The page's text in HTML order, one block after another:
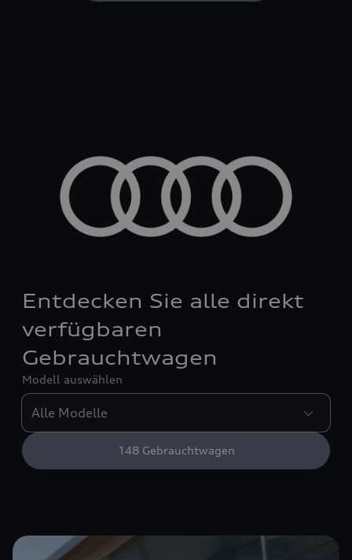
Entdecken Sie alle direkt
verfügbaren
Gebrauchtwagen
Modell auswählen
148 Gebrauchtwagen